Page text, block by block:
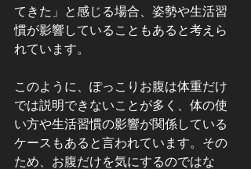
てきた」と感じる場合、姿勢や生活習
慣が影響していることもあると考えら
れています。
このように、ぽっこりお腹は体重だけ
では説明できないことが多く、体の使
い方や生活習慣の影響が関係している
ケースもあると言われています。その
ため、お腹だけを気にするのではな